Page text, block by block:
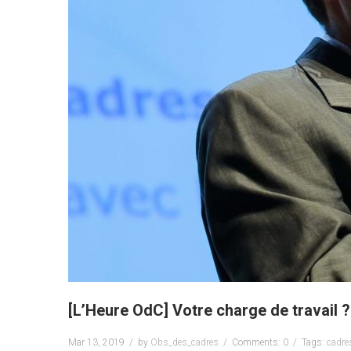
[L’Heure OdC] Votre charge de travail ?
Mar 13, 2019 by Obs_des_cadres Comments: 0 Tags: